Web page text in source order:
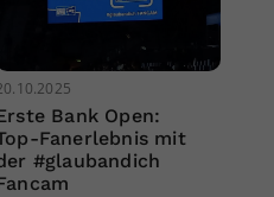
Bank Open:
Fanerlebnis mit
#glaubandich